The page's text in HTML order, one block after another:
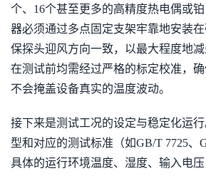
个、16个甚至更多的高精度热电偶或
器必须通过多点固定支架牢靠地安装
保探头迎风方向一致，以最大程度地
在测试前均需经过严格的标定校准，
不会掩盖设备真实的温度波动。
接下来是测试工况的设定与稳定化运
型和对应的测试标准（如GB/T 7725、
具体的运行环境温度、湿度、输入电